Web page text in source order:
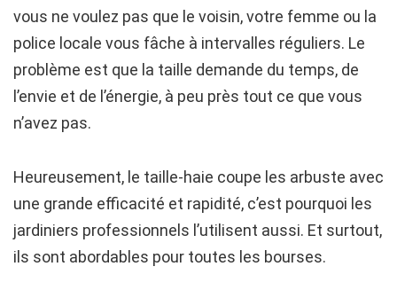
vous ne voulez pas que le voisin, votre femme ou la
police locale vous fâche à intervalles réguliers. Le
problème est que la taille demande du temps, de
l’envie et de l’énergie, à peu près tout ce que vous
n’avez pas.
Heureusement, le taille-haie coupe les arbuste avec
une grande efficacité et rapidité, c’est pourquoi les
jardiniers professionnels l’utilisent aussi. Et surtout,
ils sont abordables pour toutes les bourses.